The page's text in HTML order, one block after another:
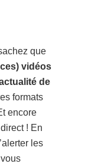
que
vidéos
de
formats
encore
! En
les